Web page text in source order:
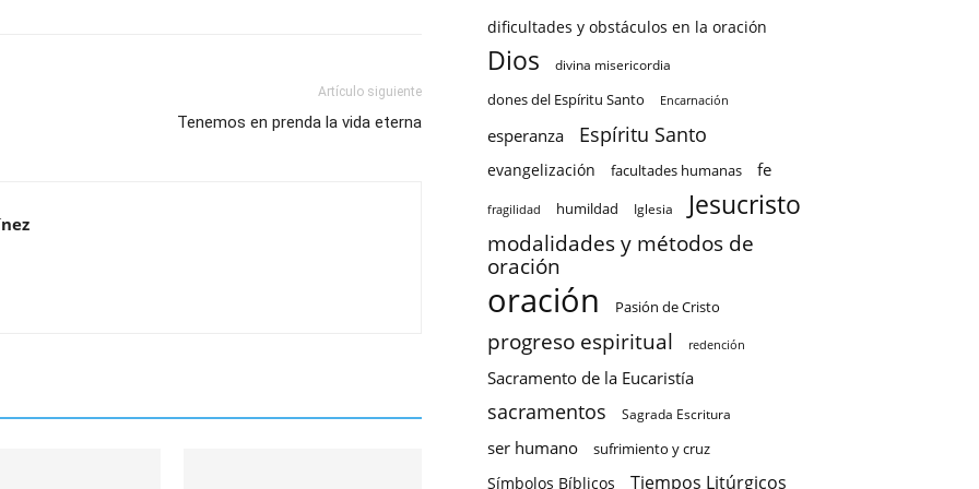
Artículo siguiente
Tenemos en prenda la vida eterna
dificultades y obstáculos en la oración
Dios divina misericordia
dones del Espíritu Santo Encarnación
esperanza Espíritu Santo
evangelización facultades humanas fe
fragilidad humildad Iglesia Jesucristo
modalidades y métodos de
oración
oración Pasión de Cristo
progreso espiritual redención
Sacramento de la Eucaristía
sacramentos Sagrada Escritura
ser humano sufrimiento y cruz
Símbolos Bíblicos Tiempos Litúrgicos